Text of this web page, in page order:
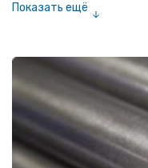
Показать ещё
Соединение «американка»
Штуцеры
Сгоны
Удлинители для труб
Крестовины
Контргайки